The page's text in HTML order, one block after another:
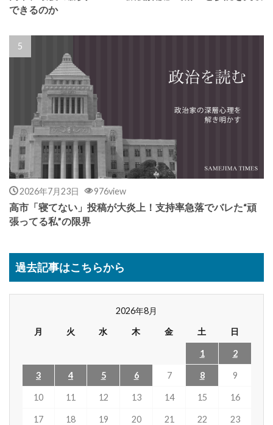
できるのか
2026年7月23日 976view
高市「寝てない」投稿が大炎上！支持率急落でバレた“頑
張ってる私”の限界
過去記事はこちらから
2026年8月
月
火 水 木 金 土 日
1 2
3 4 5 6 7 8 9
10 11 12 13 14 15 16
17 18 19 20 21 22 23